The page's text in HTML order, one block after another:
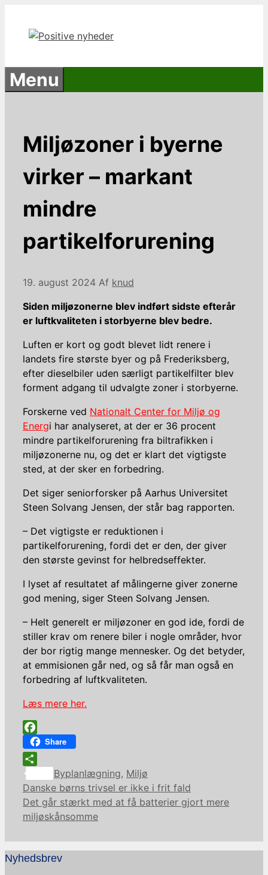
indhold
Menu
Miljøzoner i byerne
virker – markant
mindre
partikelforurening
19. august 2024 Af knud
Siden miljøzonerne blev indført sidste efterår
er luftkvaliteten i storbyerne blev bedre.
Luften er kort og godt blevet lidt renere i
landets fire største byer og på Frederiksberg,
efter dieselbiler uden særligt partikelfilter blev
forment adgang til udvalgte zoner i storbyerne.
Forskerne ved Nationalt Center for Miljø og
Energi har analyseret, at der er 36 procent
mindre partikelforurening fra biltrafikken i
miljøzonerne nu, og det er klart det vigtigste
sted, at der sker en forbedring.
Det siger seniorforsker på Aarhus Universitet
Steen Solvang Jensen, der står bag rapporten.
– Det vigtigste er reduktionen i
partikelforurening, fordi det er den, der giver
den største gevinst for helbredseffekter.
I lyset af resultatet af målingerne giver zonerne
god mening, siger Steen Solvang Jensen.
– Helt generelt er miljøzoner en god ide, fordi de
stiller krav om renere biler i nogle områder, hvor
der bor rigtig mange mennesker. Og det betyder,
at emmisionen går ned, og så får man også en
forbedring af luftkvaliteten.
Læs mere her.
Facebook
Share
Share
Kategorier
Byplanlægning, Miljø
Danske børns trivsel er ikke i frit fald
Det går stærkt med at få batterier gjort mere
miljøskånsomme
Nyhedsbrev